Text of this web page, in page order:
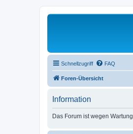
Schnellzugriff FAQ
Foren-Übersicht
Information
Das Forum ist wegen